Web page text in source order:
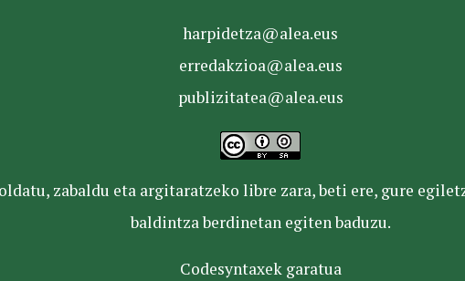
harpidetza@alea.eus
erredakzioa@alea.eus
publizitatea@alea.eus
zabaldu eta argitaratzeko libre zara, beti ere, gure
baldintza berdinetan egiten baduzu.
Codesyntaxek garatua